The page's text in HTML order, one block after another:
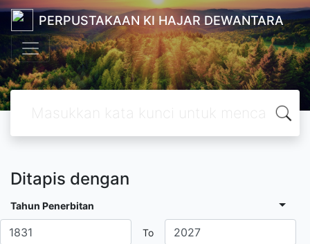
PERPUSTAKAAN KI HAJAR DEWANTARA
Ditapis dengan
Tahun Penerbitan
To